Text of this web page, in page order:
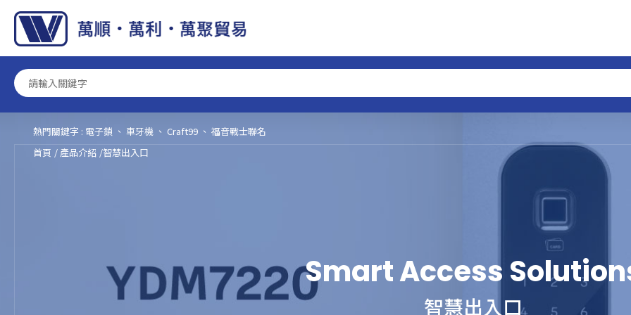
首頁 產品介紹 智慧出入口
熱門關鍵字 : 電子鎖 、車牙機 、 Craft99 、福音戰士聯名
Smart Access
智慧出入口
Cookie管理面板